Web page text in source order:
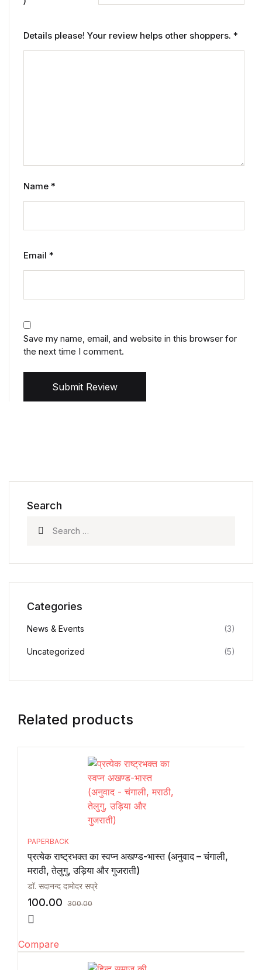
Details please! Your review helps other shoppers. *
Name *
Email *
Save my name, email, and website in this browser for
the next time I comment.
Submit Review
Search
Categories
News & Events (3)
Uncategorized (5)
Related products
PAPERBACK
प्रत्येक राष्ट्रभक्त का स्वप्न अखण्ड-भास्त (अनुवाद – चंगाली,
मराठी, तेलुगु, उड़िया और गुजराती)
डॉ. सदानन्द दामोदर सप्रे
100.00 300.00
Compare